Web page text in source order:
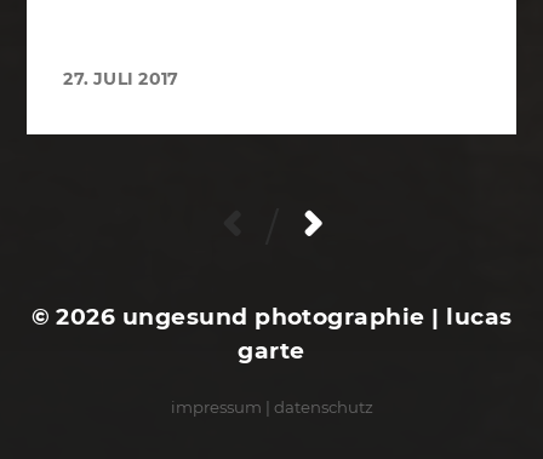
27. JULI 2017
© 2026 ungesund photographie | lucas
garte
impressum | datenschutz